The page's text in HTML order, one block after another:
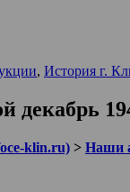
, История г.
декабрь
klin.ru) > Наши